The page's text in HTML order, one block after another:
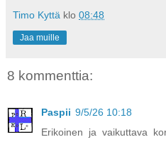
Timo Kyttä klo 08:48
Jaa muille
8 kommenttia:
Paspii 9/5/26 10:18
Erikoinen ja vaikuttava